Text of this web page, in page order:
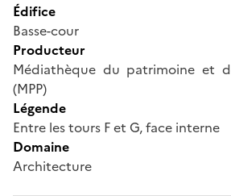
Édifice
Basse-cour
Producteur
Médiathèque du patrimoine et
(MPP)
Légende
Entre les tours F et G, face interne
Domaine
Architecture